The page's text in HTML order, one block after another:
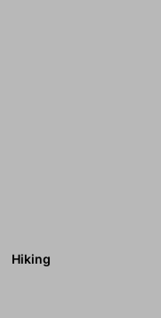
Hiking